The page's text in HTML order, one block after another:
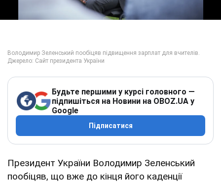
Будьте першими у курсі головного —
підпишіться на Новини на OBOZ.UA у
Google
Підписатися
Президент України Володимир Зеленський
пообіцяв, що вже до кінця його каденції